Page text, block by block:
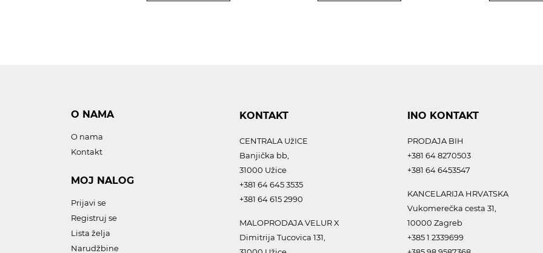
O NAMA
O nama
Kontakt
MOJ NALOG
Prijavi se
Registruj se
Lista želja
Narudžbine
KONTAKT
CENTRALA UžICE
Banjička bb,
31000 Užice
+381 64 645 3535
+381 64 615 2990
MALOPRODAJA VELUR X
Dimitrija Tucovica 131,
INO KONTAKT
PRODAJA BIH
+381 64 8270503
+381 64 6453547
KANCELARIJA HRVATSKA
Vukomerečka cesta 31,
10000 Zagreb
+385 1 2339699